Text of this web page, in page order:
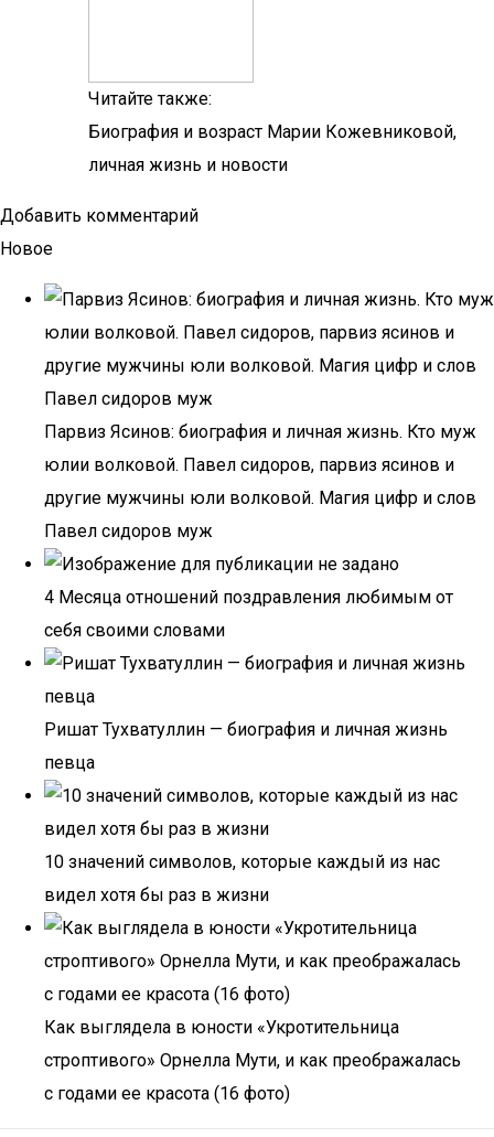
Читайте также:
Биография и возраст Марии Кожевниковой,
личная жизнь и новости
Добавить комментарий
Новое
Парвиз Ясинов: биография и личная жизнь. Кто муж
юлии волковой. Павел сидоров, парвиз ясинов и
другие мужчины юли волковой. Магия цифр и слов
Павел сидоров муж
4 Месяца отношений поздравления любимым от
себя своими словами
Ришат Тухватуллин — биография и личная жизнь
певца
10 значений символов, которые каждый из нас
видел хотя бы раз в жизни
Как выглядела в юности «Укротительница
строптивого» Орнелла Мути, и как преображалась
с годами ее красота (16 фото)